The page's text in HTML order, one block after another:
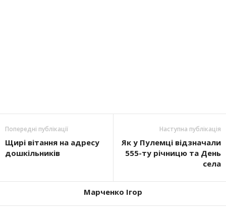
Попередні публікації
Щирі вітання на адресу
дошкільників
Наступна публікація
Як у Пулемці відзначали
555-ту річницю та День
села
Марченко Ігор